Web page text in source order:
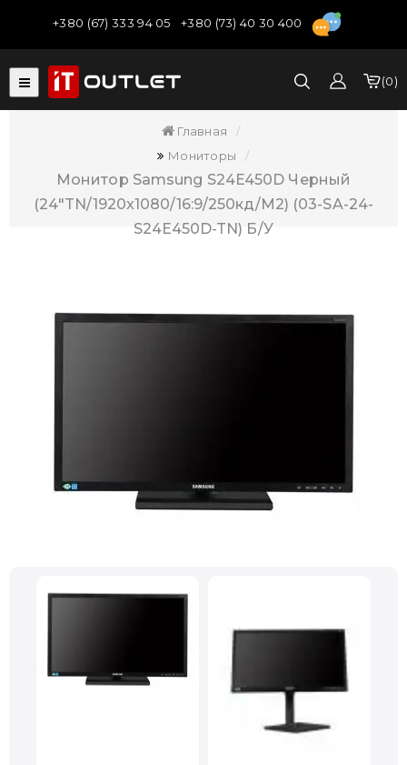
+380 (67) 333 94 05 +380 (73) 40 30 400
0
Главная
Мониторы
Монитор Samsung S24E450D Черный
(24"TN/1920x1080/16:9/250кд/м2) (03-SA-24-
S24E450D-TN) Б/У